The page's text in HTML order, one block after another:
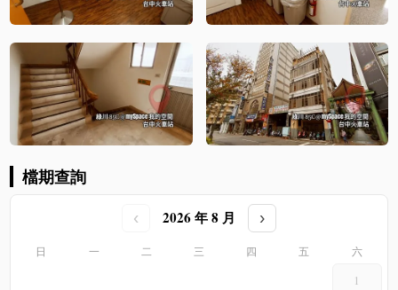
檔期查詢
‹ 2026 年 8 月 ›
日 一 二 三 四 五 六
1